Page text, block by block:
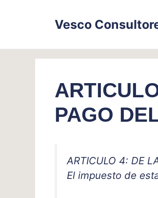
Vesco
PAGO
ARTICULO 4: DE
El impuesto de